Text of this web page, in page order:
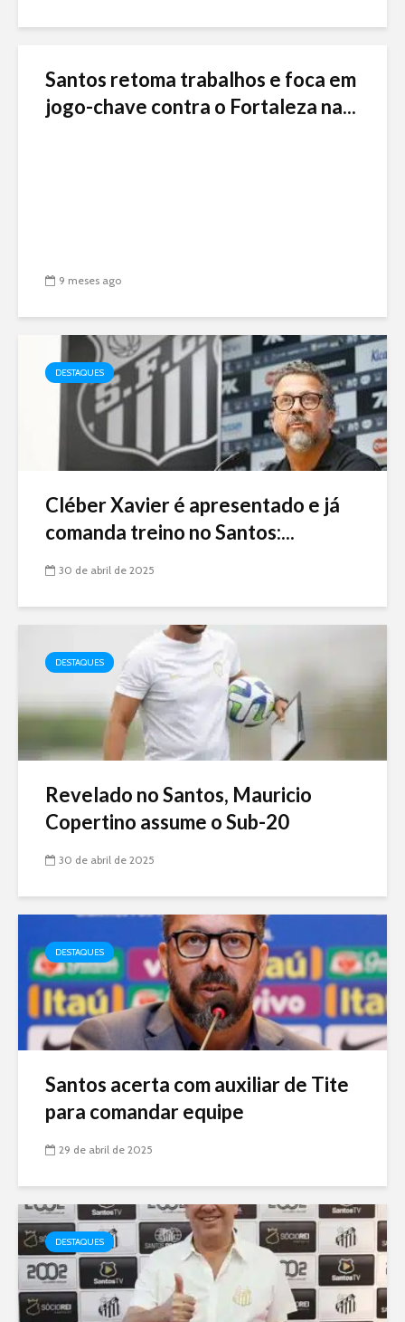
Santos retoma trabalhos e foca em
jogo-chave contra o Fortaleza na...
9 meses ago
DESTAQUES
Cléber Xavier é apresentado e já
comanda treino no Santos:...
30 de abril de 2025
DESTAQUES
Revelado no Santos, Mauricio
Copertino assume o Sub-20
30 de abril de 2025
DESTAQUES
Santos acerta com auxiliar de Tite
para comandar equipe
29 de abril de 2025
DESTAQUES